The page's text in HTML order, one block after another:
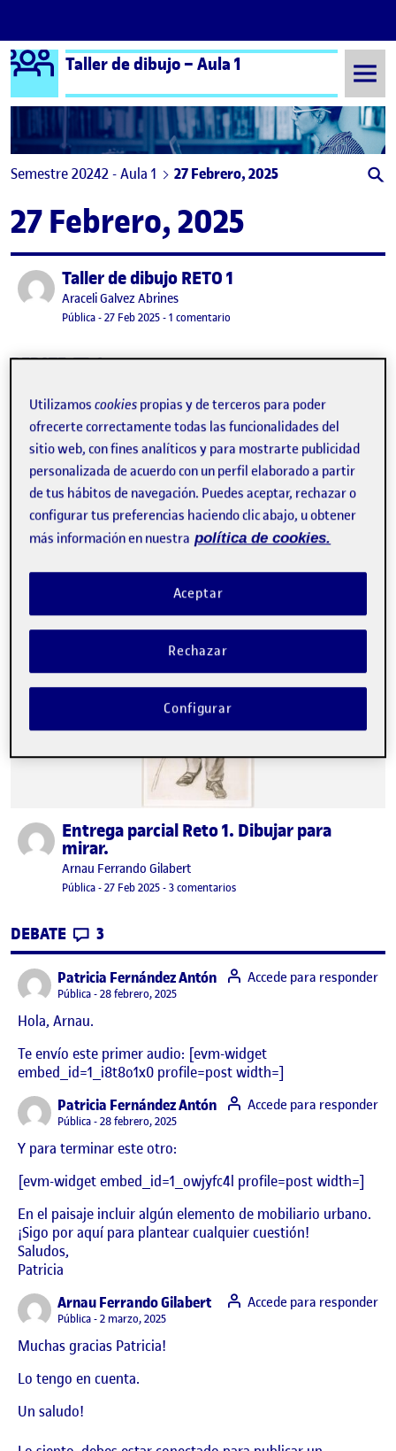
Saltar al contenido
Logo Ágora
Taller de dibujo – Aula 1
Semestre 20242 - Aula 1 27 Febrero, 2025
27 Febrero, 2025
Publicado porTaller de dibujo RETO 1
Publicado por
Araceli Galvez Abrines
Visibilidad:
Pública-Fecha de publicación
27 Feb 202527 febrero, 2025 7:24 pm
-1 comentario
DEBATE CONTRIBUTIONS
1EN TALLER DE DIBUJO RETO 1
Patricia Fernández Antónsays:
Visibilidad:
Pública 1 marzo, 2025
¡Hola, Araceli! Te dejo el feedback en audio: [evm-widget
embed_id=1_n8igw27i profile=post width=]
Accede para responder
Lo siento, debes estarconectadopara publicar un
comentario.
Publicado porEntrega parcial Reto 1. Dibujar para
mirar.
Publicado por
Arnau Ferrando Gilabert
Visibilidad:
Pública-Fecha de publicación
27 Feb 20252 marzo, 2025 8:24 pm
-3 comentariosen Entrega parcial Reto 1.
DEBATE CONTRIBUTIONS
3EN ENTREGA PARCIAL RETO 1. DIBUJAR
Patricia Fernández Antónsays:
Visibilidad:
Pública 28 febrero, 2025
Hola, Arnau.
Te envío este primer audio: [evm-widget
embed_id=1_i8t8o1x0 profile=post width=]
Accede para responder
Patricia Fernández Antónsays:
Visibilidad:
Pública 28 febrero, 2025
Y para terminar este otro:
[evm-widget embed_id=1_owjyfc4l profile=post width=]
En el paisaje incluir algún elemento de mobiliario urbano.
¡Sigo por aquí para plantear cualquier cuestión!
Saludos,
Patricia
Accede para responder
Arnau Ferrando Gilabertsays:
Visibilidad:
Pública 2 marzo, 2025
Muchas gracias Patricia!
Lo tengo en cuenta.
Un saludo!
Accede para responder
Utilizamoscookies propias y de terceros para poder
ofrecerte correctamente todas las funcionalidades del
sitio web, con fines analíticos y para mostrarte publicidad
personalizada de acuerdo con un perfil elaborado a partir
de tus hábitos de navegación. Puedes aceptar, rechazar o
configurar tus preferencias haciendo clic abajo, u obtener
más información en nuestra política de cookies.
Rechazar
Aceptar
Configurar